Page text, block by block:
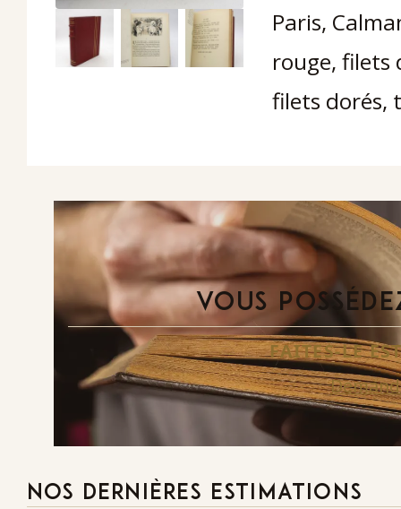
Paris,
rouge, filets
filets dorés,
VOUS
FAITES-LE
NOS DERNIÈRES ESTIMATIONS